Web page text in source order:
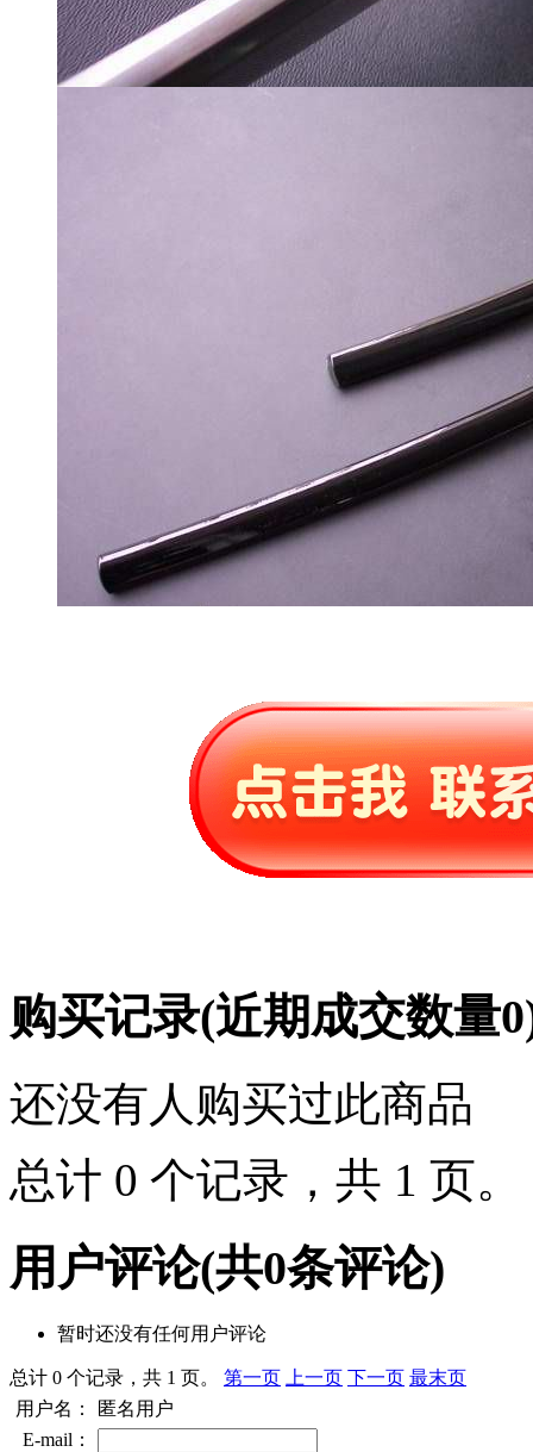
购买记录(近期成交数量0
还没有人购买过此商品
总计 0 个记录，共 1 页。
用户评论(共0条评论)
暂时还没有任何用户评论
总计 0 个记录，共 1 页。 第一页 上一页 下一页 最末页
用户名：
匿名用户
E-mail：